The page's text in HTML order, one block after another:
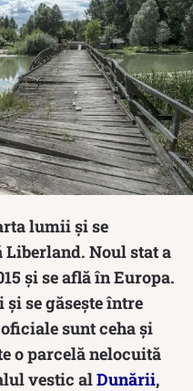
lumii și se
Liberland. Noul stat a
și se află în Europa.
se găsește între
sunt ceha şi
o parcelă nelocuită
vestic alDunării,